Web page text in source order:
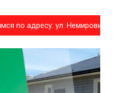
по адресу: ул.